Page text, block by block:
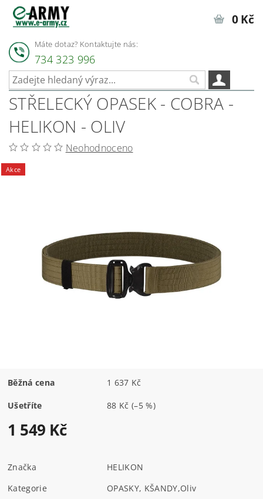
Máte dotaz? Kontaktujte nás:
734 323 996
0 Kč
STŘELECKÝ OPASEK - COBRA -
HELIKON - OLIV
Neohodnoceno
Akce
Běžná cena 1 637 Kč
Ušetříte 88 Kč(–5 %)
1 549 Kč
Značka
HELIKON
Kategorie
OPASKY, KŠANDY,Oliv